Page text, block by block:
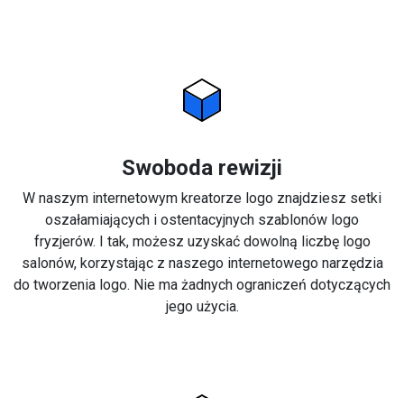
Swoboda rewizji
W naszym internetowym kreatorze logo znajdziesz setki
oszałamiających i ostentacyjnych szablonów logo
fryzjerów. I tak, możesz uzyskać dowolną liczbę logo
salonów, korzystając z naszego internetowego narzędzia
do tworzenia logo. Nie ma żadnych ograniczeń dotyczących
jego użycia.